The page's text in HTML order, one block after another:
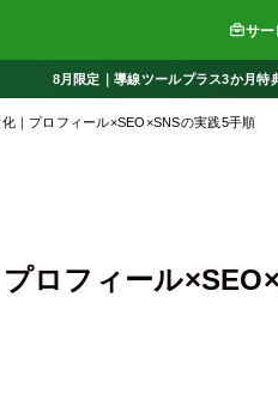
サー
8月限定｜導線ツールプラス3か月特
｜プロフィール×SEO×SNSの実践5手順
ロフィール